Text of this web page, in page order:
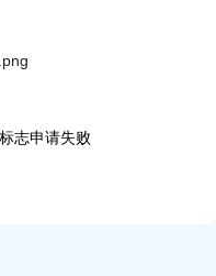
志申请失败